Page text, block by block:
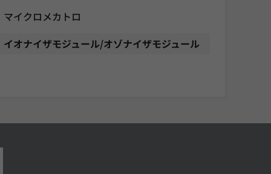
マイクロメカトロ
イオナイザモジュール/オゾナイザモジュール